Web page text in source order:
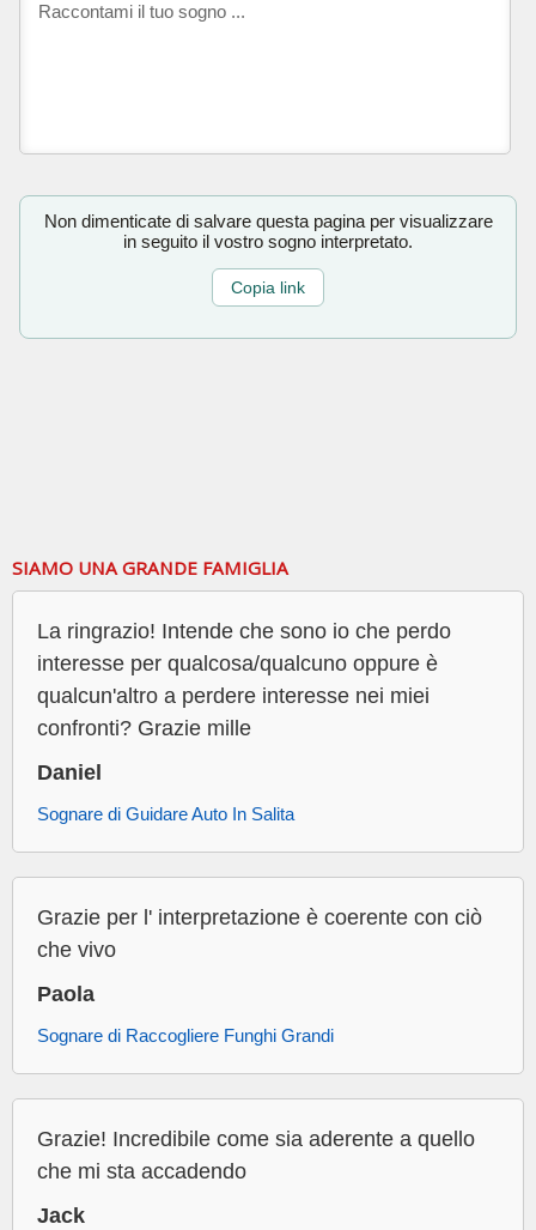
Non dimenticate di salvare questa pagina per visualizzare
in seguito il vostro sogno interpretato.
Copia link
SIAMO UNA GRANDE FAMIGLIA
La ringrazio! Intende che sono io che perdo
interesse per qualcosa/qualcuno oppure è
qualcun'altro a perdere interesse nei miei
confronti? Grazie mille
Daniel
Sognare di Guidare Auto In Salita
Grazie per l' interpretazione è coerente con ciò
che vivo
Paola
Sognare di Raccogliere Funghi Grandi
Grazie! Incredibile come sia aderente a quello
che mi sta accadendo
Jack